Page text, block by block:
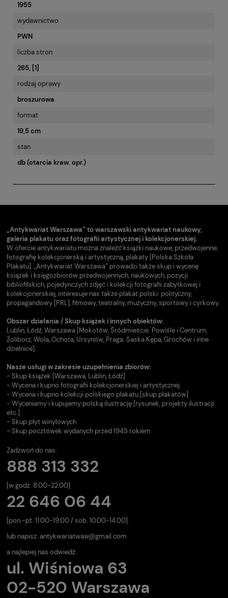
1955
wydawnictwo
PWN
liczba stron
265, [1]
rodzaj oprawy
broszurowa
format
19,5 cm
stan
db (otarcia kraw. opr.)
„Antykwariat Warszawa” to warszawski antykwariat naukowy,
galeria plakatu oraz fotografii artystycznej i kolekcjonerskiej.
W ofercie antykwariatu można znaleźć książki naukowe, przedwojenne,
fotografię kolekcjonerską i artystyczną, plakaty [Polska Szkoła
Plakatu]. „Antykwariat Warszawa” prowadzi także skup i wycenę
książek i księgozbiorów przedwojennych, naukowych, pozycji
bibliofilskich, pojedynczych zdjęć i kolekcji fotografii zabytkowej i
kolekcjonerskiej, interesuje nas także plakat polski: polityczny,
propagandowy [PRL], filmowy, teatralny, muzyczny, sportowy i cyrkowy.
Obszar działania / Skup książek i innych obiektów:
Lublin, Łódź, Warszawa [Mokotów, Śródmieście: Powiśle i Centrum,
Żoliborz, Wola, Ochota, Ursynów, Praga: Saska Kępa, Grochów i inne
dzielnice].
Nasze usługi w zakresie uzupełnienia zbiorów:
- Skup książek [Warszawa, Lublin, Łódź]
- Wycena i kupno fotografii kolekcjonerskiej i artystycznej
- Wycena i kupno kolekcji polskiego plakatu [skup plakatów]
- Wyceniamy i kupujemy polską ilustrację [rysunek, projekty ilustracji
etc.]
- Skup płyt winylowych
- Skup pocztówek wydanych przed 1945 rokiem
Zadzwoń do nas:
888 313 332
[w godz. 8.00-22.00]
22 646 06 44
[pon.-pt. 11.00-19.00 / sob. 10.00-14.00].
lub napisz: antykwariatwaw@gmail.com
a najlepiej nas odwiedź:
ul. Wiśniowa 63
02-520 Warszawa